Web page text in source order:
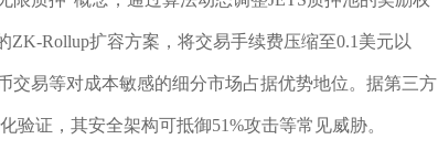
Rollup扩容方案，将交易手续费压缩至0.1美元以
交易等对成本敏感的细分市场占据优势地位。据第三方
验证，其安全架构可抵御51%攻击等常见威胁。